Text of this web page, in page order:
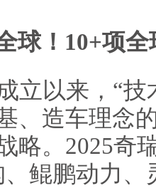
球！ 10+项全
立以来，“
、造车理念
略。2025奇
鲲鹏动力